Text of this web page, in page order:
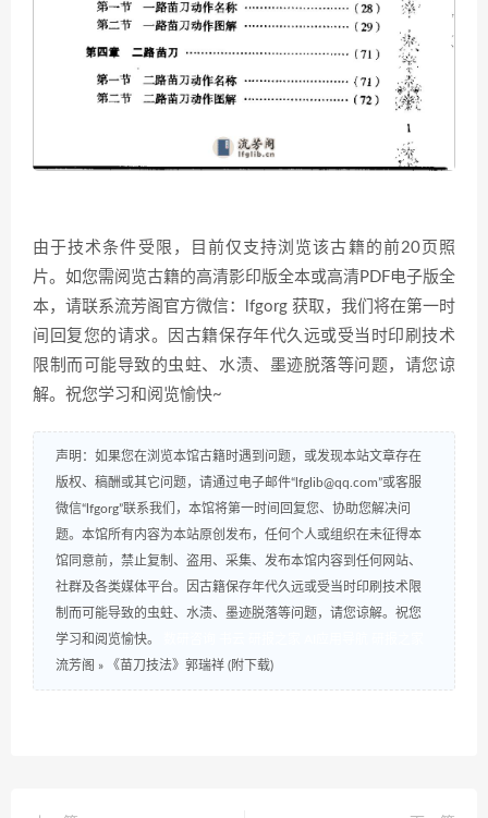
由于技术条件受限，目前仅支持浏览该古籍的前20页照
片。如您需阅览古籍的高清影印版全本或高清PDF电子版全
本，请联系流芳阁官方微信：lfgorg 获取，我们将在第一时
间回复您的请求。因古籍保存年代久远或受当时印刷技术
限制而可能导致的虫蛀、水渍、墨迹脱落等问题，请您谅
解。祝您学习和阅览愉快~
声明：如果您在浏览本馆古籍时遇到问题，或发现本站文章存在
版权、稿酬或其它问题，请通过电子邮件“lfglib@qq.com”或客服
微信“lfgorg”联系我们，本馆将第一时间回复您、协助您解决问
题。本馆所有内容为本站原创发布，任何个人或组织在未征得本
馆同意前，禁止复制、盗用、采集、发布本馆内容到任何网站、
社群及各类媒体平台。因古籍保存年代久远或受当时印刷技术限
制而可能导致的虫蛀、水渍、墨迹脱落等问题，请您谅解。祝您
学习和阅览愉快。
流芳阁 » 《苗刀技法》郭瑞祥 (附下载)